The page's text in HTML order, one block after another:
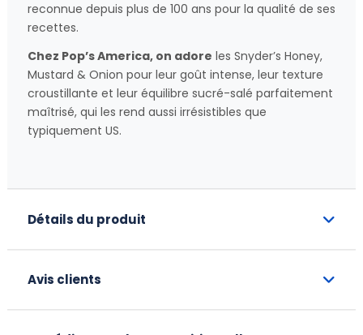
reconnue depuis plus de 100 ans pour la qualité de ses
recettes.
Chez Pop’s America, on adore les Snyder’s Honey,
Mustard & Onion pour leur goût intense, leur texture
croustillante et leur équilibre sucré-salé parfaitement
maîtrisé, qui les rend aussi irrésistibles que
typiquement US.
Détails du produit
Avis clients